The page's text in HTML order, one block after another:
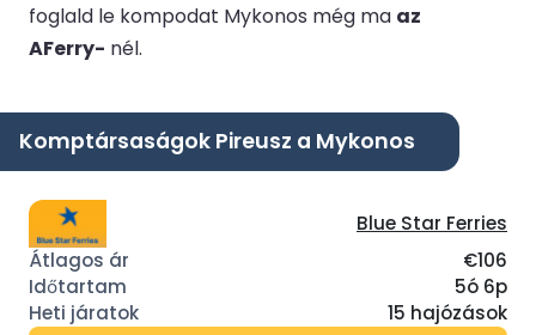
foglald le kompodat Mykonos még ma az
AFerry- nél.
Komptársaságok Pireusz a Mykonos
Blue Star Ferries
€106
5ó 6p
15 hajózások